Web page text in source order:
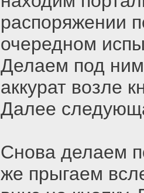
распоряжении
очередном
Делаем под ним
аккурат возле
Далее
Снова делаем
же прыгаем